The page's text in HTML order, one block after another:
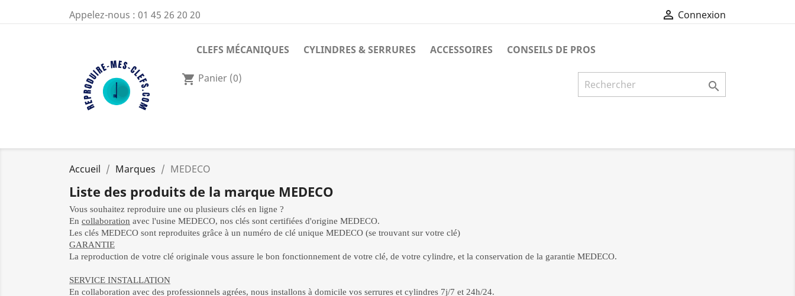
Appelez-nous : 01 45 26 20 20  Connexion
CLEFS MÉCANIQUES CYLINDRES & SERRURES ACCESSOIRES CONSEILS DE PROS

shopping_cart Panier (0)
Accueil Marques MEDECO
Liste des produits de la marque MEDECO
Vous souhaitez reproduire une ou plusieurs clés en ligne ?
En collaboration avec l'usine MEDECO, nos clés sont certifiées d'origine MEDECO.
Les clés MEDECO sont reproduites grâce à un numéro de clé unique MEDECO (se trouvant sur votre clé)
GARANTIE
La reproduction de votre clé originale vous assure le bon fonctionnement de votre clé, de votre cylindre, et la conservation de la garantie MEDECO.
SERVICE INSTALLATION
En collaboration avec des professionnels agrées, nous installons à domicile vos serrures et cylindres 7j/7 et 24h/24.